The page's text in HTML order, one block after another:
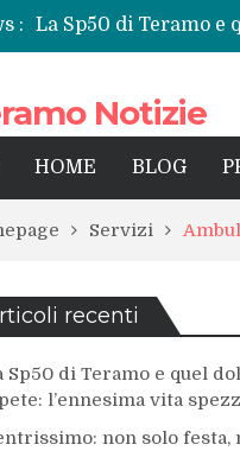
:
La Sp50 di Teramo e
Centrissimo: non
Prefettura di Teramo,
territorio
Teramo: il battito di
Notizie
HOME BLOG
Servizi
recenti
Sp50 di Teramo e quel
l’ennesima vita
non solo festa,